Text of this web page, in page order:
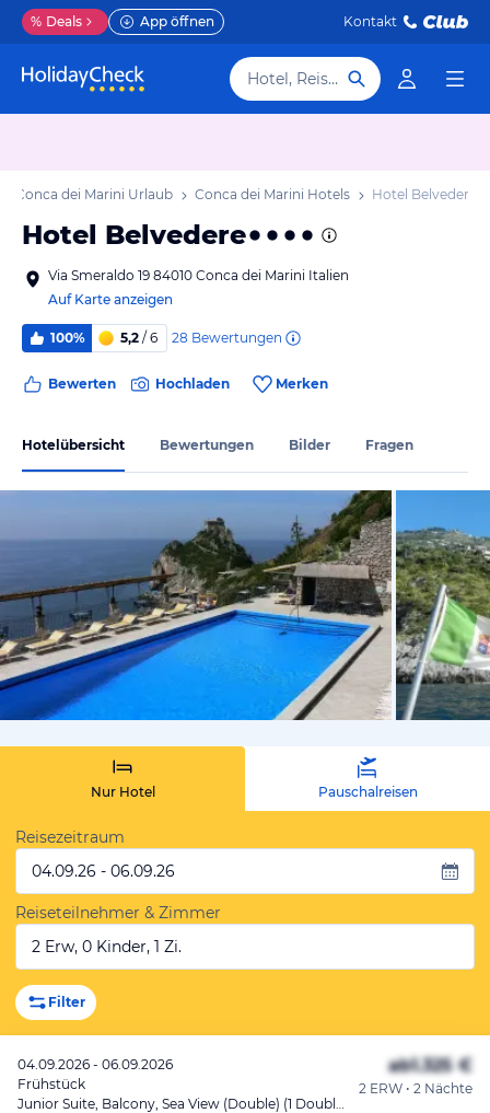
% Deals App öffnen Kontakt
Hotel, Reiseziel
Conca dei Marini Urlaub Conca dei Marini Hotels Hotel Belvedere
Hotel Belvedere
Via Smeraldo 19 84010 Conca dei Marini Italien
Auf Karte anzeigen
100% 5,2 / 6 28 Bewertungen
Bewerten Hochladen Merken
Hotelübersicht Bewertungen Bilder Fragen
vom
Nur Hotel Pauschalreisen
Reisezeitraum
04.09.26 - 06.09.26
Reiseteilnehmer & Zimmer
2 Erw, 0 Kinder, 1 Zi.
Filter
04.09.2026 - 06.09.2026
Frühstück
Junior Suite, Balcony, Sea View (Double) (1 Double Bed)
ab1.325 €
2 ERW • 2 Nächte